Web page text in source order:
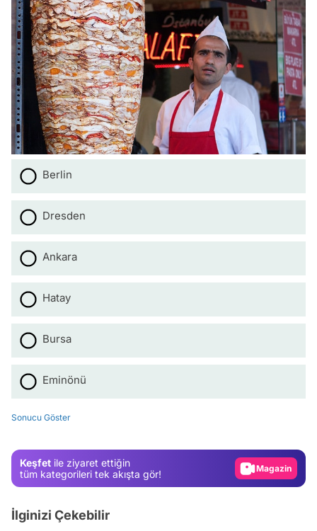
Berlin
Dresden
Ankara
Hatay
Bursa
Eminönü
Sonucu Göster
Keşfet ile ziyaret ettiğin
tüm kategorileri tek akışta gör!
Test
Video
İlginizi Çekebilir